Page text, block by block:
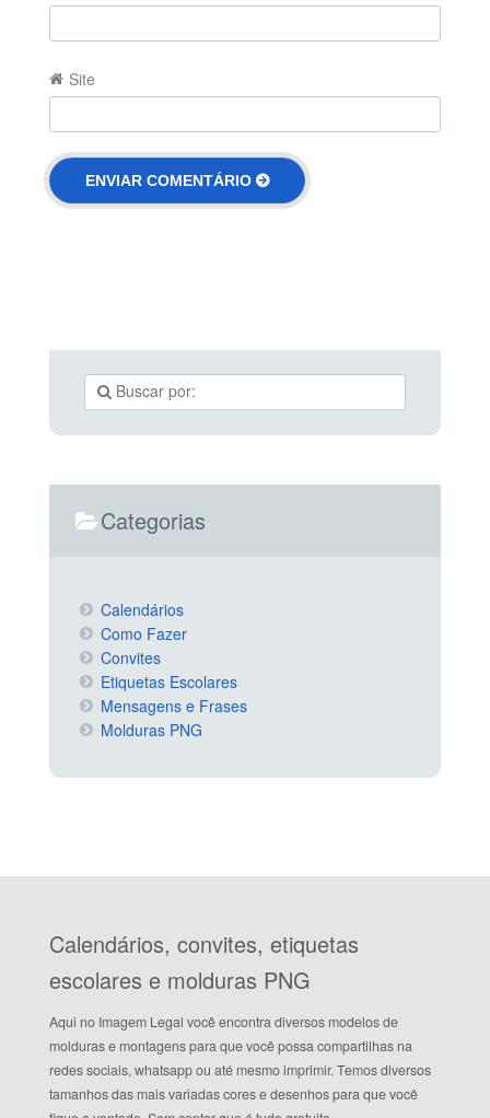
Site
Categorias
Calendários
Como Fazer
Convites
Etiquetas Escolares
Mensagens e Frases
Molduras PNG
Calendários, convites, etiquetas
escolares e molduras PNG
Aqui no Imagem Legal você encontra diversos modelos de
molduras e montagens para que você possa compartilhas na
redes sociais, whatsapp ou até mesmo imprimir. Temos diversos
tamanhos das mais variadas cores e desenhos para que você